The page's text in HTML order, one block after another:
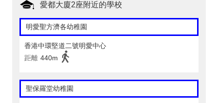
愛都大廈2座附近的學校
明愛聖方濟各幼稚園
香港中環堅道二號明愛中心
距離 440m
聖保羅堂幼稚園